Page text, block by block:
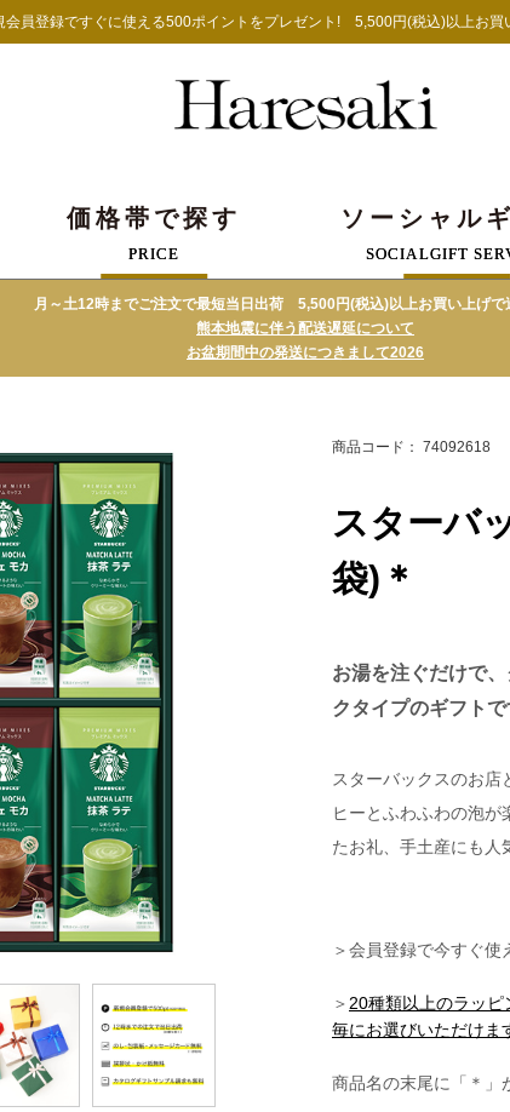
会員登録ですぐに使える500ポイントをプレゼント! 5,500円(税込)以上お買
価格帯で探す
PRICE
ソーシャル
SOCIALGIFT
月～土12時までご注文で最短当日出荷 5,500円(税込)以上お買い上げで
熊本地震に伴う配送遅延について
お盆期間中の発送につきまして2026
商品コード： 74092618
スターバ
袋)＊
お湯を注ぐだけで
クタイプのギフトで
スターバックスのお
ヒーとふわふわの泡が
たお礼、手土産にも人
＞会員登録で今すぐ使
＞ 20種類以上のラッ
毎にお選びいただけま
商品名の末尾に「＊」